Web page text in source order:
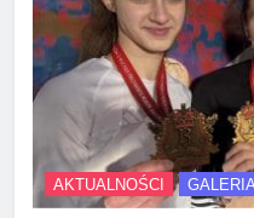
AKTUALNOŚCI